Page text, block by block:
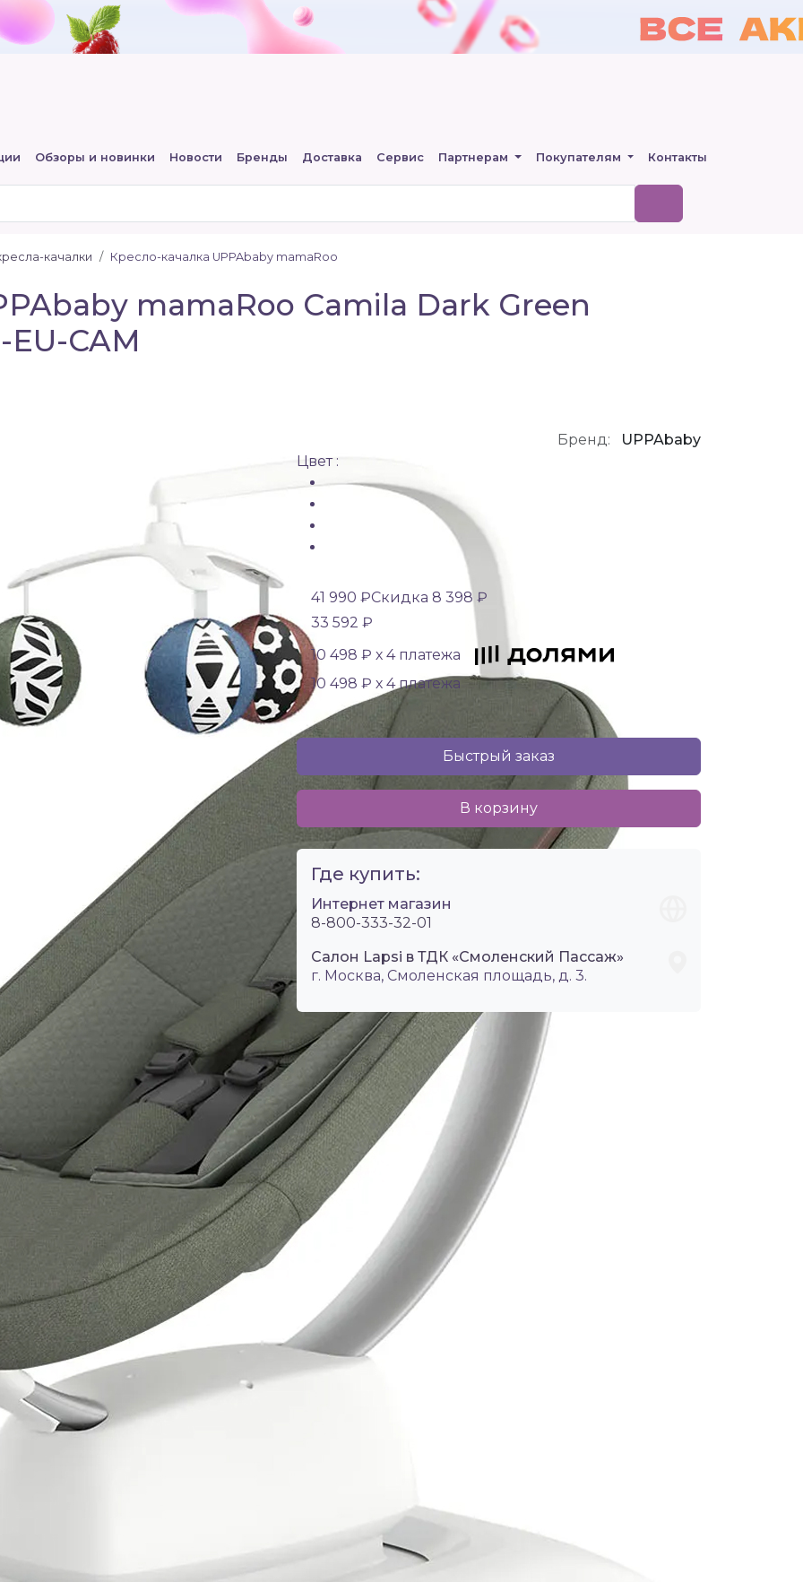
Обзоры и новинки Новости Бренды Доставка Сервис Партнерам Покупателям Контакты
качалки Кресло-качалка UPPAbaby mamaRoo
mamaRoo Camila Dark Green
CAM
Бренд:
UPPAbaby
Цвет :
41 990 ₽Скидка 8 398 ₽
33 592 ₽
10 498 ₽ х 4 платежа
10 498 ₽ х 4 платежа
Быстрый заказ
В корзину
Где купить:
Интернет магазин
8-800-333-32-01
Салон Lapsi в ТДК «Смоленский Пассаж»
г. Москва, Смоленская площадь, д. 3.